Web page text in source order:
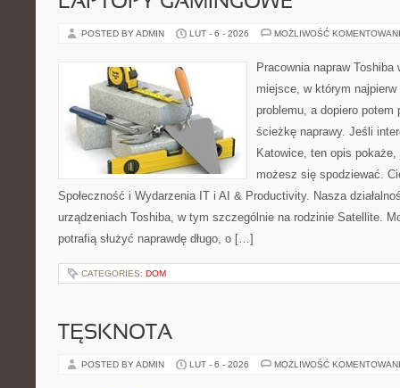
POSTED BY ADMIN LUT - 6 - 2026 MOŻLIWOŚĆ
Pracownia napraw
miejsce, w którym
problemu, a dopiero potem
ścieżkę naprawy. Jeśli
Katowice, ten opis
możesz się spodziewać.
Społeczność i Wydarzenia IT i AI & Productivity. Nasza
urządzeniach Toshiba, w tym szczególnie na rodzinie Satellite.
potrafią służyć naprawdę długo, o […]
CATEGORIES: DOM
TĘSKNOTA
POSTED BY ADMIN LUT - 6 - 2026 MOŻLIWOŚĆ